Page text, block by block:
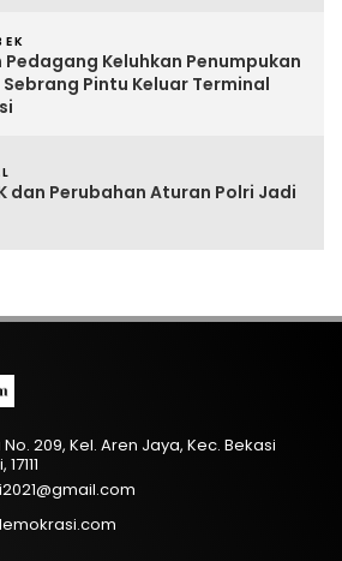
Keluhkan Penumpukan
Pintu Keluar Terminal
dan Perubahan Aturan Polri Jadi
209, Kel. Aren Jaya, Kec. Bekasi